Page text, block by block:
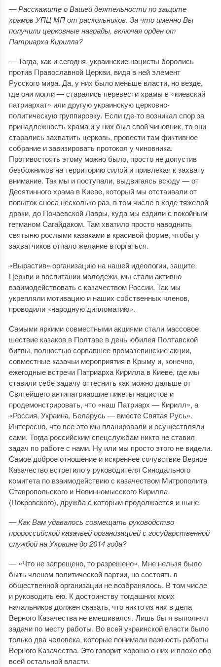
— Расскажите о Вашей деятельности по защите
храмов УПЦ МП от раскольников. За что именно Вы
получили церковные награды, включая орден от
Патриарха Кирилла?
— Тогда, как и сегодня, украинские нацисты боролись
против Православной Церкви, видя в ней элемент
Русского мира. Да, у них было меньше власти, но везде,
где они могли — старались перевести храмы в «киевский
патриархат» или другую украинскую церковно-
политическую группировку. Если где-то возникал спор за
принадлежность храма и у них был свой чиновник, то они
старались захватить церковь, провести там фиктивное
собрание и завизировать протокол у чиновника.
Противостоять этому можно было, просто не допустив
безбожников на территорию силой и привлекая к захвату
внимание. Так мы и поступали, выдвигаясь всюду — от
Десятинного храма в Киеве, который мы отстаивали от
попыток сноса несколько раз, в том числе в ходе тяжелой
драки, до Почаевской Лавры, куда мы ездили с покойным
гетманом Сагайдаком. Там хватило просто наводнить
святыню рослыми казаками в красивой форме, чтобы у
захватчиков отпало желание вторгаться.
«Вырастив» организацию на нашей идеологии, защите
Церкви и воспитании молодежи, мы стали активно
взаимодействовать с казачеством России. Так мы
укрепляли мотивацию и наших собственных членов,
проводили «народную дипломатию».
Самыми яркими совместными акциями стали массовое
шествие казаков в Полтаве в день юбилея Полтавской
битвы, полностью сорвавшее промазепинские акции,
совместные казачьи мероприятия в Крыму и, конечно,
ежегодные встречи Патриарха Кирилла в Киеве, где мы
ставили себе задачу оттеснить как можно дальше от
Святейшего антипатриаршие пикеты нацистов и
продемонстрировать, что «наш Патриарх — Кирилл», а
«Россия, Украина, Беларусь — вместе Святая Русь».
Интересно, что все это мы планировали и осуществляли
сами. Тогда российским спецслужбам никто не ставил
задач по работе с нами. Ну или мы просто этого не видели.
Самое доброе отношение и искреннее сочувствие Верное
Казачество встретило у руководителя Синодального
комитета по взаимодействию с казачеством Митрополита
Ставропольского и Невинномысского Кирилла
(Покровского), дружба с которым продолжается и ныне.
— Как Вам удавалось совмещать руководство
пророссийской казачьей организацией с государственной
службой на Украине до 2014 года?
— «Что не запрещено, то разрешено». Мне нельзя было
быть членом политической партии, но состоять в
общественной организации не возбранялось. В том числе
и руководить ею. К достоинству тогдашних моих
начальников должен сказать, что никто из них в дела
Верного Казачества не вмешивался. Лишь бы я выполнял
задачи по месту работы. Во всей украинской власти было
только два человека, которые понимали важность работы
Верного Казачества. Это говорит хорошо о них и плохо обо
всей остальной власти.